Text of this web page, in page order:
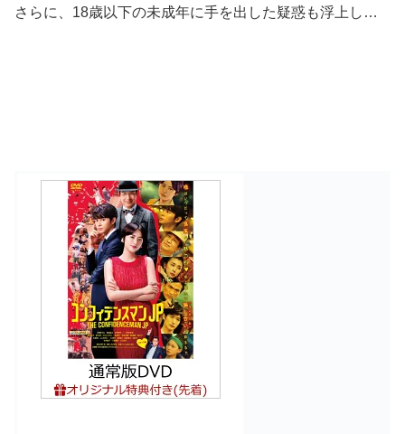
さらに、18歳以下の未成年に手を出した疑惑も浮上し…